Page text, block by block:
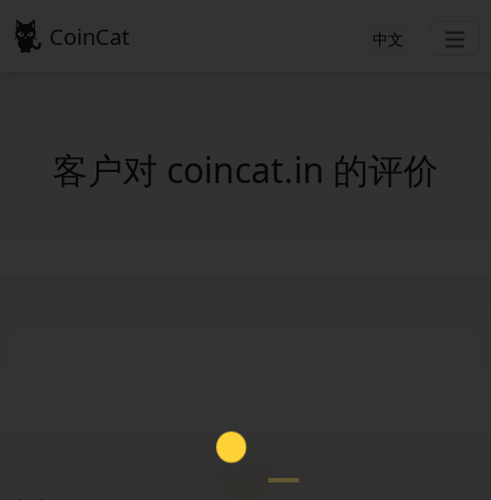
CoinCat 中文
客户对 coincat.in 的评价